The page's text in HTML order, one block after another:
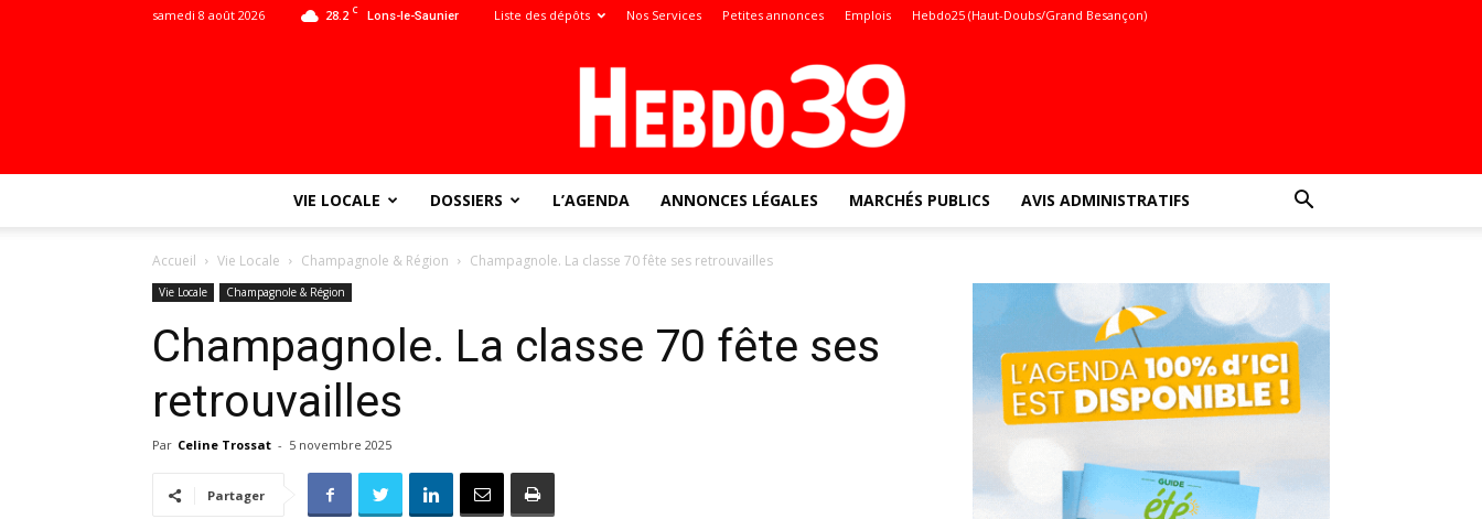
28.2 C Lons-le-Saunier
samedi 8 août 2026 Liste des dépôts Nos Services Petites annonces Emplois Hebdo25 (Haut-Doubs/Grand Besançon)
VIE LOCALE DOSSIERS L’AGENDA ANNONCES LÉGALES MARCHÉS PUBLICS AVIS ADMINISTRATIFS
Accueil Vie Locale Champagnole & Région Champagnole. La classe 70 fête ses retrouvailles
Vie Locale Champagnole & Région
Champagnole. La classe 70 fête ses
retrouvailles
Par Celine Trossat - 5 novembre 2025
Partager